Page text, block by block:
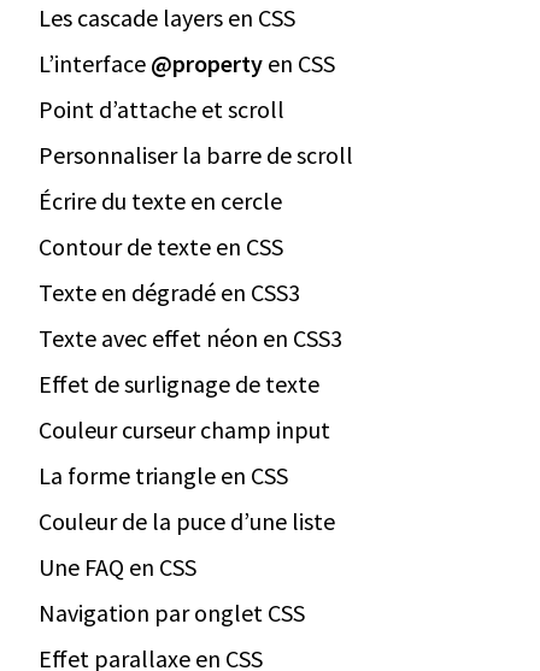
Les cascade layers en CSS
L’interface @property en CSS
Point d’attache et scroll
Personnaliser la barre de scroll
Écrire du texte en cercle
Contour de texte en CSS
Texte en dégradé en CSS3
Texte avec effet néon en CSS3
Effet de surlignage de texte
Couleur curseur champ input
La forme triangle en CSS
Couleur de la puce d’une liste
Une FAQ en CSS
Navigation par onglet CSS
Effet parallaxe en CSS